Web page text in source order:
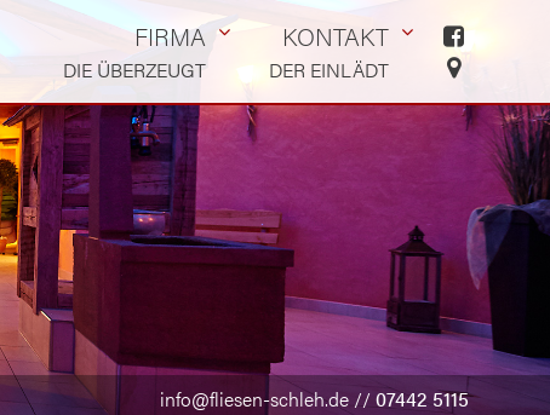
FIRMA
DIE ÜBERZEUGT
KONTAKT
DER EINLÄDT
info@fliesen-schleh.de//07442 5115